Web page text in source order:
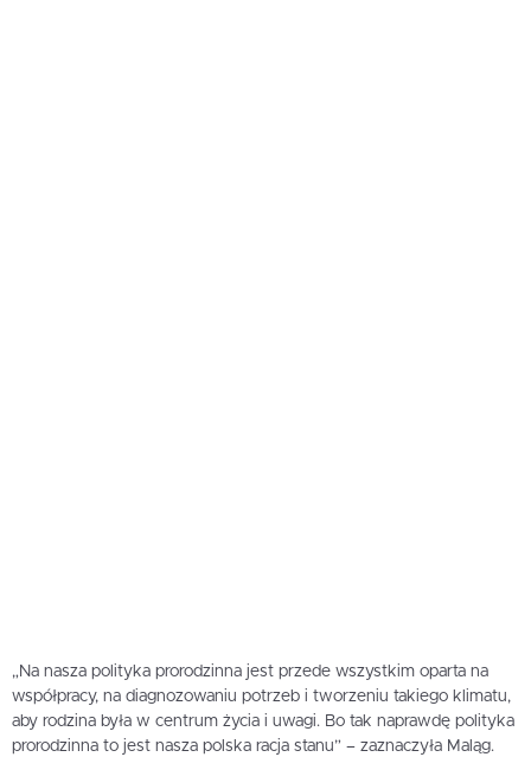
„Na nasza polityka prorodzinna jest przede wszystkim oparta na
współpracy, na diagnozowaniu potrzeb i tworzeniu takiego klimatu,
aby rodzina była w centrum życia i uwagi. Bo tak naprawdę polityka
prorodzinna to jest nasza polska racja stanu” – zaznaczyła Maląg.